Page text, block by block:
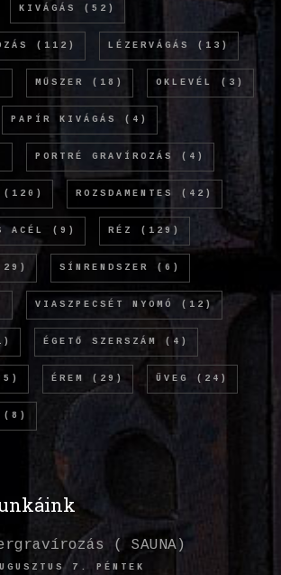
KIVÁGÁS (52)
(112) LÉZERVÁGÁS (13)
MŰSZER (18) OKLEVÉL (3)
PAPÍR KIVÁGÁS (4)
PORTRÉ GRAVÍROZÁS (4)
(120) ROZSDAMENTES (42)
ACÉL (9) RÉZ (129)
SÍNRENDSZER (6)
VIASZPECSÉT NYOMÓ (12)
ÉGETŐ SZERSZÁM (4)
ÉREM (29) ÜVEG (24)
(8)
( SAUNA)
7. PÉNTEK